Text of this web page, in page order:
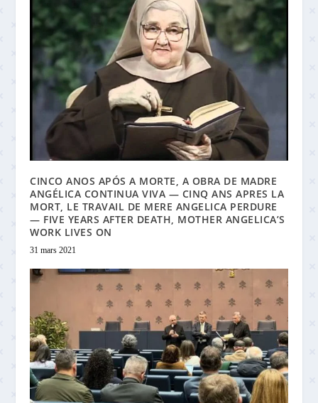
CINCO ANOS APÓS A MORTE, A OBRA DE MADRE
ANGÉLICA CONTINUA VIVA — CINQ ANS APRES LA
MORT, LE TRAVAIL DE MERE ANGELICA PERDURE
— FIVE YEARS AFTER DEATH, MOTHER ANGELICA’S
WORK LIVES ON
31 mars 2021